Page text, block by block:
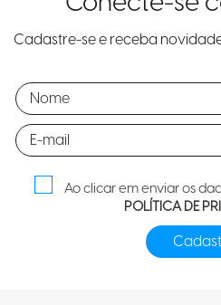
Cadastre-se e receba
Ao clicar em enviar os
POLÍTICA DE